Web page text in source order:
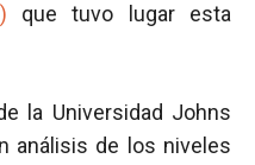
que tuvo lugar esta
la Universidad Johns
análisis de los niveles